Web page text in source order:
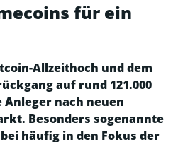
für ein
Allzeithoch und dem
auf rund 121.000
Anleger nach neuen
Besonders sogenannte
häufig in den Fokus der